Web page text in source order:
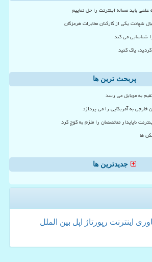
باید مساله اینترنت را حل نماییم
شهادت یکی از کارکنان مخابرات هرمزگان
شناسایی می کند
پاک کنید
پربحث ترین ها
به موبایل می رسد
خارجی به آمریکایی را می پردازد
ناپایدار متخصصان را ملزم به کوچ کرد
ها
جدیدترین ها
اینترنت رپورتاژ اپل بین الملل